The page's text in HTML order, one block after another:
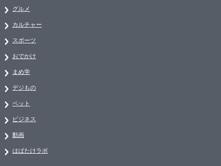
グルメ
カルチャー
スポーツ
おでかけ
まめ学
デジもの
ペット
ビジネス
動画
はばたけラボ